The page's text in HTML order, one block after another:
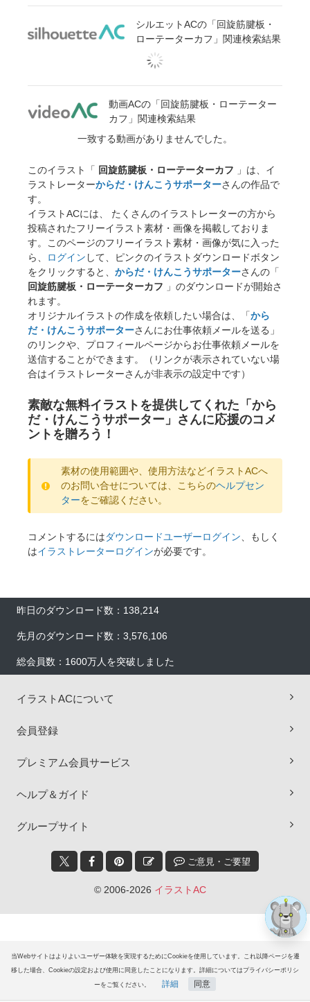
当Webサイトはよりよいユーザー体験を実現するためにCookieを使用しています。これ以降ページを遷
移した場合、Cookieの設定および使用に同意したことになります。詳細についてはプライバシーポリシ
ーをご覧ください。 詳細 同意
シルエットACの「回旋筋腱板・
ローテーターカフ」関連検索結果
動画ACの「回旋筋腱板・ローテーター
カフ」関連検索結果
一致する動画がありませんでした。
このイラスト「 回旋筋腱板・ローテーターカフ 」は、イ
ラストレーターからだ・けんこうサポーターさんの作品で
す。
イラストACには、 たくさんのイラストレーターの方から
投稿されたフリーイラスト素材・画像を掲載しておりま
す。このページのフリーイラスト素材・画像が気に入った
ら、
ログイン して、ピンクのイラストダウンロードボタン
をクリックすると、 からだ・けんこうサポーターさんの「
回旋筋腱板・ローテーターカフ 」のダウンロードが開始さ
れます。
オリジナルイラストの作成を依頼したい場合は、「から
だ・けんこうサポーターさんにお仕事依頼メールを送る」
のリンクや、プロフィールページからお仕事依頼メールを
送信することができます。（リンクが表示されていない場
合はイラストレーターさんが非表示の設定中です）
素敵な無料イラストを提供してくれた「から
だ・けんこうサポーター」さんに応援のコメ
ントを贈ろう！
素材の使用範囲や、使用方法などイラストACへ
のお問い合せについては、こちらのヘルプセン
ターをご確認ください。
コメントするにはダウンロードユーザーログイン、もしく
はイラストレーターログインが必要です。
昨日のダウンロード数：138,214
先月のダウンロード数：3,576,106
総会員数：1600万人を突破しました
イラストACについて
会員登録
プレミアム会員サービス
ヘルプ＆ガイド
グループサイト
ご意見・ご要望
© 2006-2026 イラストAC